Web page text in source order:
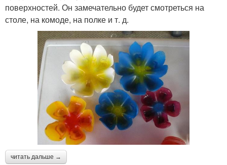
поверхностей. Он замечательно будет смотреться на
столе, на комоде, на полке и т. д.
читать дальше →